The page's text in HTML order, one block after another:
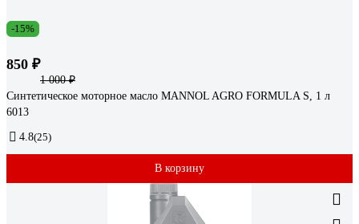
-15%
850 ₽
1 000 ₽
Синтетическое моторное масло MANNOL AGRO FORMULA S, 1 л
6013
4.8(25)
В корзину